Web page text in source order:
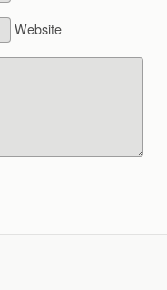
Website